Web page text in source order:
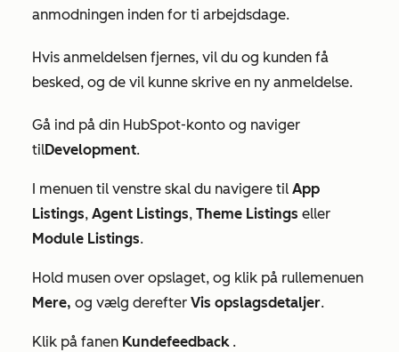
anmodningen inden for ti arbejdsdage.
Hvis anmeldelsen fjernes, vil du og kunden få
besked, og de vil kunne skrive en ny anmeldelse.
Gå ind på din HubSpot-konto og naviger
tilDevelopment.
I menuen til venstre skal du navigere til App
Listings, Agent Listings, Theme Listings eller
Module Listings.
Hold musen over opslaget, og klik på rullemenuen
Mere, og vælg derefter Vis opslagsdetaljer.
Klik på fanen Kundefeedback .